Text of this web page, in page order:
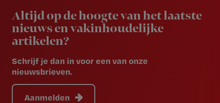
Altijd op de hoogte van het laatste
nieuws en vakinhoudelijke
artikelen?
Schrijf je dan in voor een van onze
nieuwsbrieven.
Aanmelden